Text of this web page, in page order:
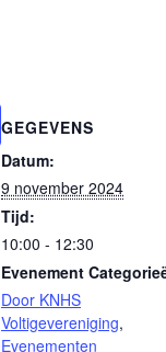
GEGEVENS
Datum:
9 november 2024
Tijd:
10:00 - 12:30
Evenement
Door KNHS
Voltigevereniging,
Evenementen